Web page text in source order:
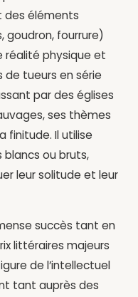
des éléments
goudron, fourrure)
réalité physique et
tueurs en série
par des églises
ses thèmes
finitude. Il utilise
ou bruts,
leur solitude et leur
succès tant en
littéraires majeurs
de l’intellectuel
tant auprès des